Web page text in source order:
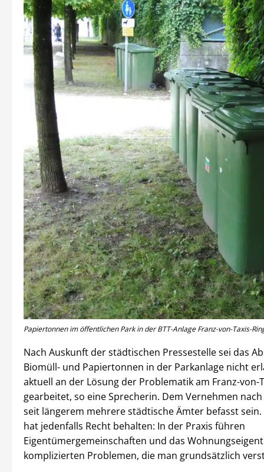
Papiertonnen im öffentlichen Park in der BTT-Anlage Franz-von-Taxis-
Nach Auskunft der städtischen Pressestelle sei das
Biomüll- und Papiertonnen in der Parkanlage nicht
aktuell an der Lösung der Problematik am Franz-von-
gearbeitet, so eine Sprecherin. Dem Vernehmen
seit längerem mehrere städtische Ämter befasst
hat jedenfalls Recht behalten: In der Praxis führen
Eigentümergemeinschaften und das
komplizierten Problemen, die man grundsätzlich